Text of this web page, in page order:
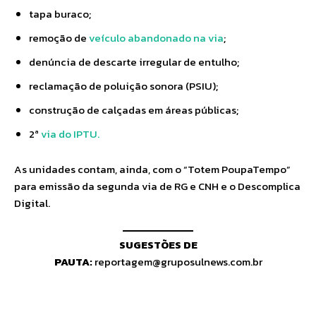
tapa buraco;
remoção deveículo abandonado na via;
denúncia de descarte irregular de entulho;
reclamação de poluição sonora (PSIU);
construção de calçadas em áreas públicas;
2ªvia do IPTU.
As unidades contam, ainda, com o “Totem PoupaTempo”
para emissão da segunda via de RG e CNH e o Descomplica
Digital.
SUGESTÕES DE
PAUTA:reportagem@gruposulnews.com.br